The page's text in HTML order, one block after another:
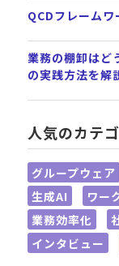
QCDフレーム
業務の棚卸はど
の実践方法を解
人気のカテ
グループウェア
生成AI
ワー
業務効率化
インタビュー